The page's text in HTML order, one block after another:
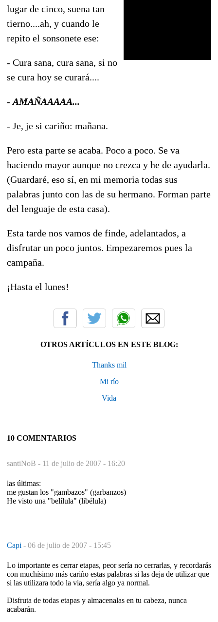
lugar de cinco, suena tan
tierno....ah, y cuando le
repito el sonsonete ese:
- Cura sana, cura sana, si no
se cura hoy se curará....
- AMAÑAAAAA...
- Je, je si cariño: mañana.
Pero esta parte se acaba. Poco a poco. Se va
haciendo mayor aunque no crezca y he de ayudarla.
(Guardaré, eso sí, en mi memoria todas sus
palabras junto con las de su hermano. Forman parte
del lenguaje de esta casa).
Esta tarde nos vamos de finde, adelantados, a
disfrutar un poco juntos. Empezaremos pues la
campaña.
¡Hasta el lunes!
OTROS ARTÍCULOS EN ESTE BLOG:
Thanks mil
Mi río
Vida
10 COMENTARIOS
santiNoB - 11 de julio de 2007 - 16:20
las últimas:
me gustan los "gambazos" (garbanzos)
He visto una "belílula" (libélula)
Capi - 06 de julio de 2007 - 15:45
Lo importante es cerrar etapas, peor sería no cerrarlas, y recordarás
con muchísimo más cariño estas palabras si las deja de utilizar que
si las utilizara todo la via, sería algo ya normal.
Disfruta de todas etapas y almacenalas en tu cabeza, nunca
acabarán.